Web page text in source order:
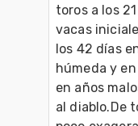
toros a los
vacas
los 42 días
húmeda y
en años
al diablo.De